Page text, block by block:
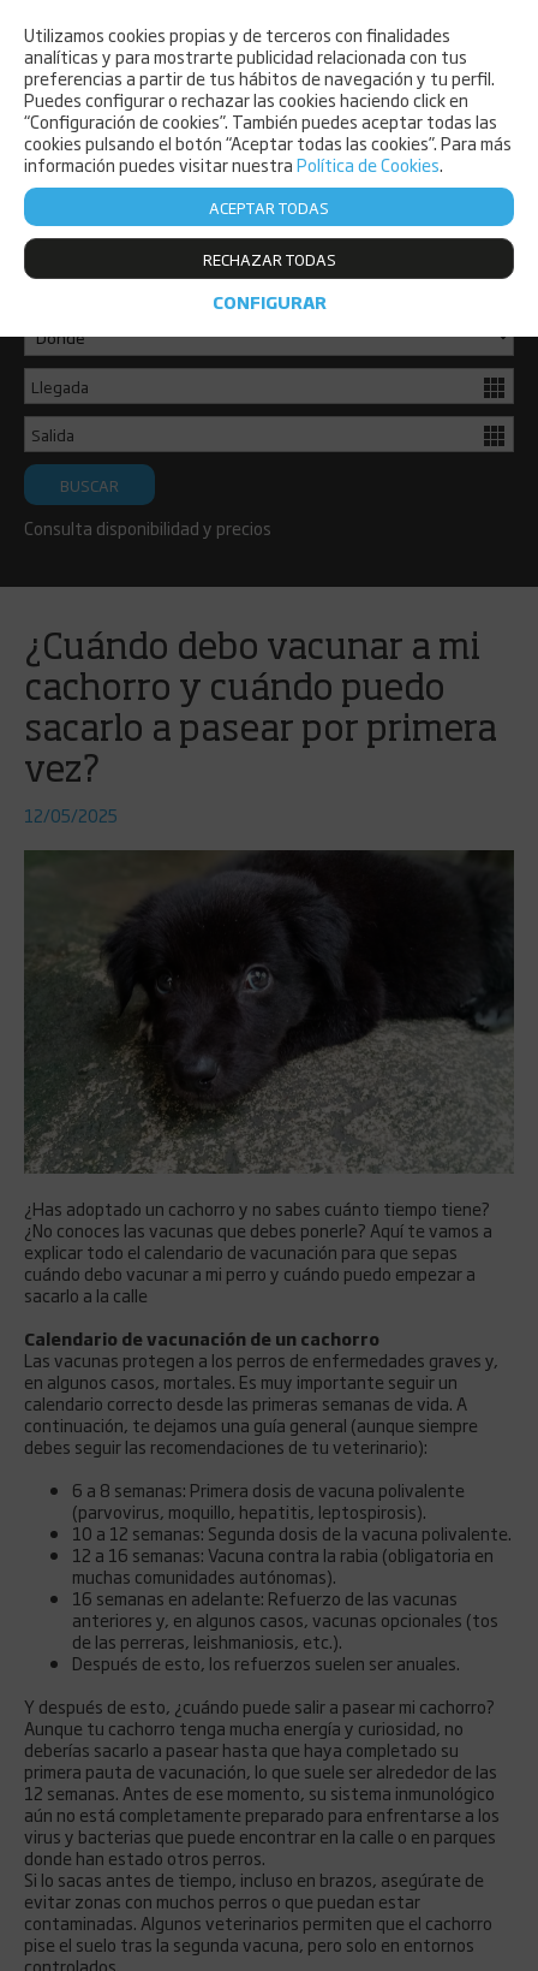
Utilizamos cookies propias y de terceros con finalidades
analíticas y para mostrarte publicidad relacionada con tus
preferencias a partir de tus hábitos de navegación y tu perfil.
Puedes configurar o rechazar las cookies haciendo click en
“Configuración de cookies”. También puedes aceptar todas las
cookies pulsando el botón “Aceptar todas las cookies”. Para más
información puedes visitar nuestraPolítica de Cookies.
ACEPTAR TODAS
RECHAZAR TODAS
CONFIGURAR
PET FRIENDLY
Consulta disponibilidad y reserva ya
de forma sencilla.
BUSCAR
Consulta disponibilidad y precios
¿Cuándo debo vacunar a mi
cachorro y cuándo puedo
sacarlo a pasear por primera
vez?
12/05/2025
¿Has adoptado un cachorro y no sabes cuánto tiempo tiene?
¿No conoces las vacunas que debes ponerle? Aquí te vamos a
explicar todo el calendario de vacunación para que sepas
cuándo debo vacunar a mi perro y cuándo puedo empezar a
sacarlo a la calle
Calendario de vacunación de un cachorro
Las vacunas protegen a los perros de enfermedades graves y,
en algunos casos, mortales. Es muy importante seguir un
calendario correcto desde las primeras semanas de vida. A
continuación, te dejamos una guía general (aunque siempre
debes seguir las recomendaciones de tu veterinario):
6 a 8 semanas: Primera dosis de vacuna polivalente
(parvovirus, moquillo, hepatitis, leptospirosis).
10 a 12 semanas: Segunda dosis de la vacuna polivalente.
12 a 16 semanas: Vacuna contra la rabia (obligatoria en
muchas comunidades autónomas).
16 semanas en adelante: Refuerzo de las vacunas
anteriores y, en algunos casos, vacunas opcionales (tos
de las perreras, leishmaniosis, etc.).
Después de esto, los refuerzos suelen ser anuales.
Y después de esto, ¿cuándo puede salir a pasear mi cachorro?
Aunque tu cachorro tenga mucha energía y curiosidad, no
deberías sacarlo a pasear hasta que haya completado su
primera pauta de vacunación, lo que suele ser alrededor de las
12 semanas. Antes de ese momento, su sistema inmunológico
aún no está completamente preparado para enfrentarse a los
virus y bacterias que puede encontrar en la calle o en parques
donde han estado otros perros.
Si lo sacas antes de tiempo, incluso en brazos, asegúrate de
evitar zonas con muchos perros o que puedan estar
contaminadas. Algunos veterinarios permiten que el cachorro
pise el suelo tras la segunda vacuna, pero solo en entornos
controlados.